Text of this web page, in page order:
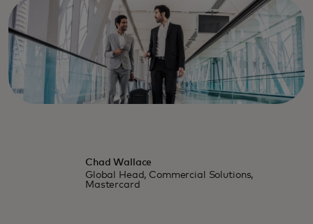
Chad Wallace
Global Head, Commercial Solutions,
Mastercard